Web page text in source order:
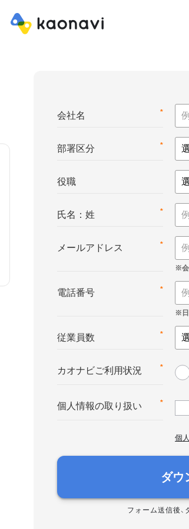
*
会社名
*
部署区分
役職
*
氏名：姓
*
メールアドレス
*
電話番号
*
従業員数
*
カオナビご利用状況
*
個人情報の取り扱い
個
ダウ
フォーム送信後